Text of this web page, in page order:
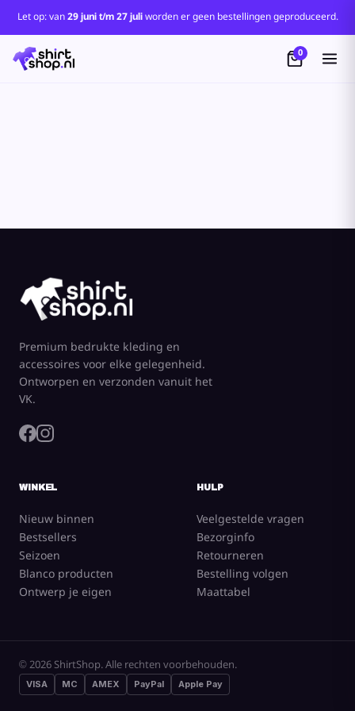
Let op: van29 juni t/m 27 juliworden er geen bestellingen geproduceerd.
0
Premium bedrukte kleding en
accessoires voor elke gelegenheid.
Ontworpen en verzonden vanuit het
VK.
WINKEL
Nieuw binnen
Bestsellers
Seizoen
Blanco producten
Ontwerp je eigen
HULP
Veelgestelde vragen
Bezorginfo
Retourneren
Bestelling volgen
Maattabel
© 2026 ShirtShop. Alle rechten voorbehouden.
VISA MC AMEX PayPal Apple Pay